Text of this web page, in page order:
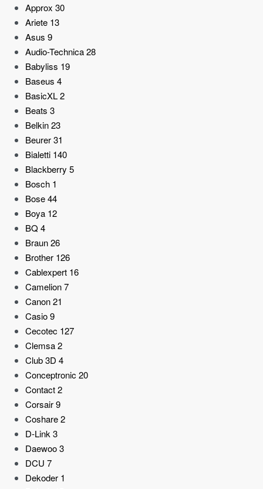
Approx 30
Ariete 13
Asus 9
Audio-Technica28
Babyliss 19
Baseus 4
BasicXL2
Beats 3
Belkin23
Beurer31
Bialetti 140
Blackberry 5
Bosch 1
Bose44
Boya 12
BQ 4
Braun26
Brother 126
Cablexpert 16
Camelion7
Canon21
Casio9
Cecotec 127
Clemsa2
Club 3D 4
Conceptronic 20
Contact2
Corsair9
Coshare2
D-Link3
Daewoo3
DCU 7
Dekoder 1